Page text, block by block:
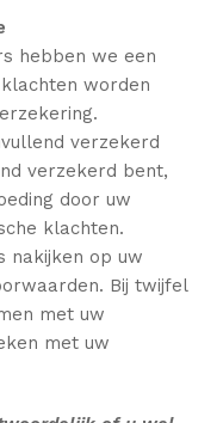
hebben we een
worden
verzekerd
verzekerd bent,
door uw
klachten.
nakijken op uw
Bij twijfel
met uw
met uw